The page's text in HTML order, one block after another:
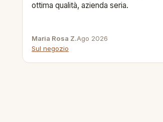
ottima qualità, azienda seria.
Maria Rosa Z.Ago 2026
Sul negozio